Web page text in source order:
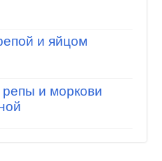
и яйцом
и моркови